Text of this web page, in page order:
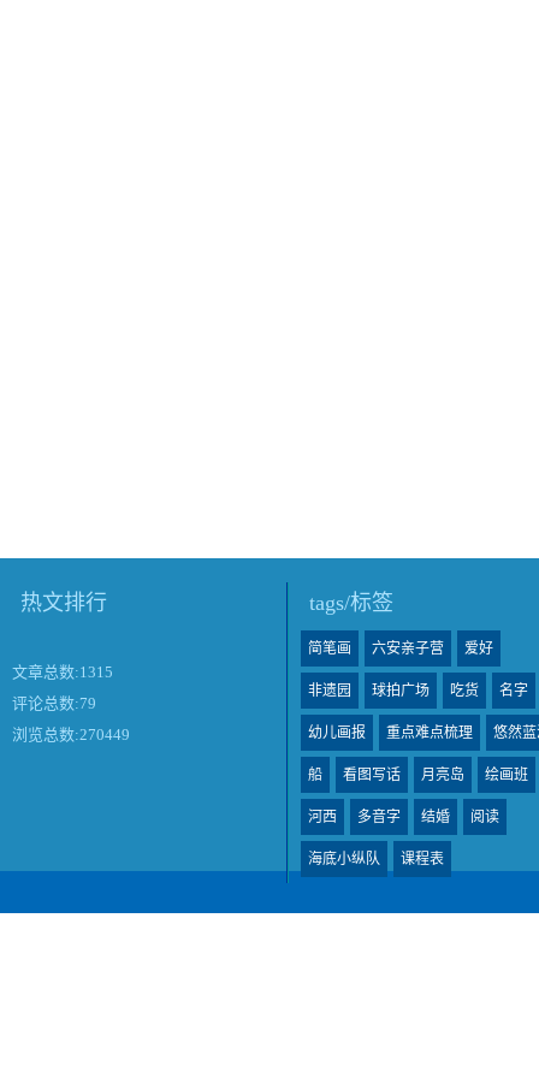
热文排行
文章总数:1315
评论总数:79
浏览总数:270449
tags/标签
简笔画 六安亲子营 爱好
非遗园 球拍广场 吃货 名字
幼儿画报 重点难点梳理 悠然
船 看图写话 月亮岛 绘画班
河西 多音字 结婚 阅读
海底小纵队 课程表